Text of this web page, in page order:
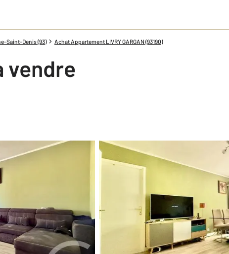
Saint-Denis (93) Achat Appartement LIVRY GARGAN (93190)
vendre